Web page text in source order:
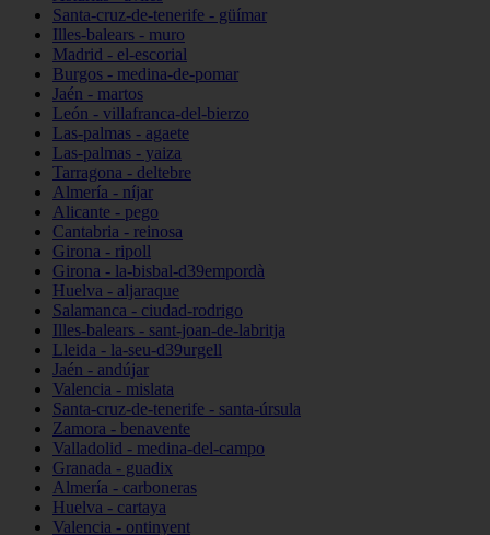
Santa-cruz-de-tenerife - güímar
Illes-balears - muro
Madrid - el-escorial
Burgos - medina-de-pomar
Jaén - martos
León - villafranca-del-bierzo
Las-palmas - agaete
Las-palmas - yaiza
Tarragona - deltebre
Almería - níjar
Alicante - pego
Cantabria - reinosa
Girona - ripoll
Girona - la-bisbal-d39empordà
Huelva - aljaraque
Salamanca - ciudad-rodrigo
Illes-balears - sant-joan-de-labritja
Lleida - la-seu-d39urgell
Jaén - andújar
Valencia - mislata
Santa-cruz-de-tenerife - santa-úrsula
Zamora - benavente
Valladolid - medina-del-campo
Granada - guadix
Almería - carboneras
Huelva - cartaya
Valencia - ontinyent